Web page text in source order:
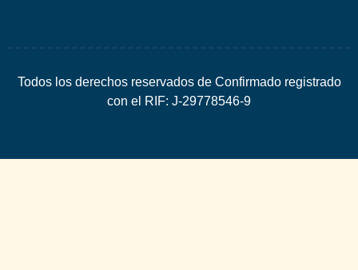
Todos los derechos reservados de Confirmado registrado
con el RIF: J-29778546-9